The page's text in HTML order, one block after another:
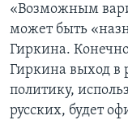
«Возможным
может быть
Гиркина.
Гиркина выход в
политику,
русских, будет